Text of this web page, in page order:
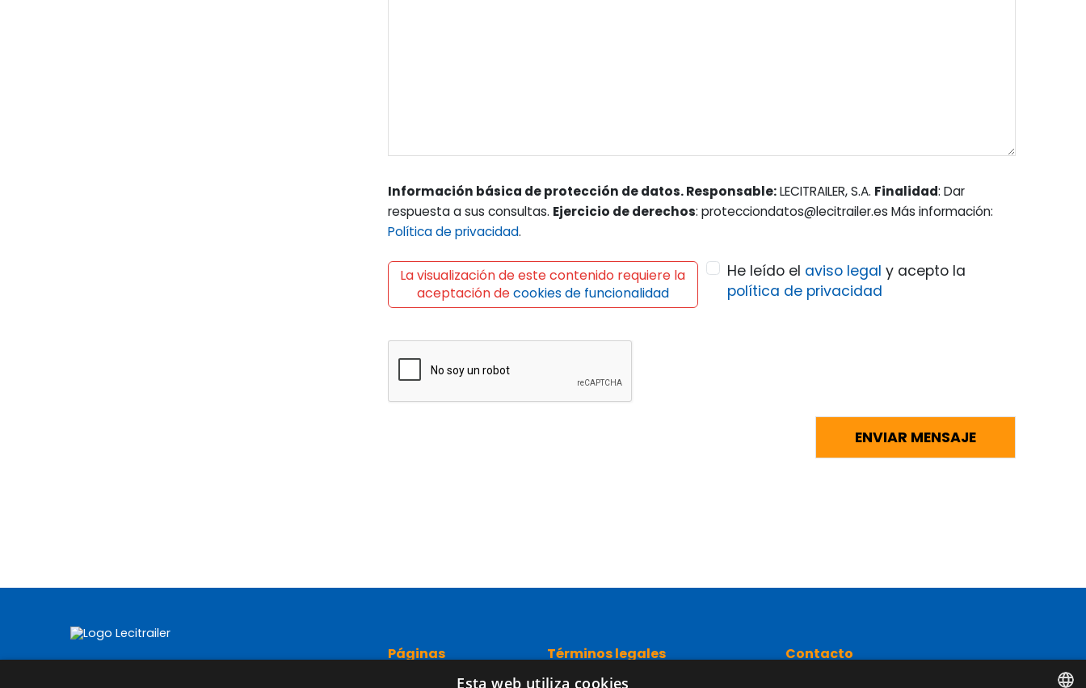
Información básica de protección de datos. Responsable:LECITRAILER, S.A. Finalidad: Dar
respuesta a sus consultas. Ejercicio de derechos: protecciondatos@lecitrailer.es Más información:
Política de privacidad.
La visualización de este contenido requiere la
aceptación decookies de funcionalidad
He leído el aviso legal y acepto la
política de privacidad
Páginas Términos legales Contacto
Esta web utiliza cookies